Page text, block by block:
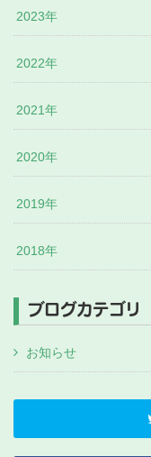
2023年
2022年
2021年
2020年
2019年
2018年
ブログカテゴリ
お知らせ